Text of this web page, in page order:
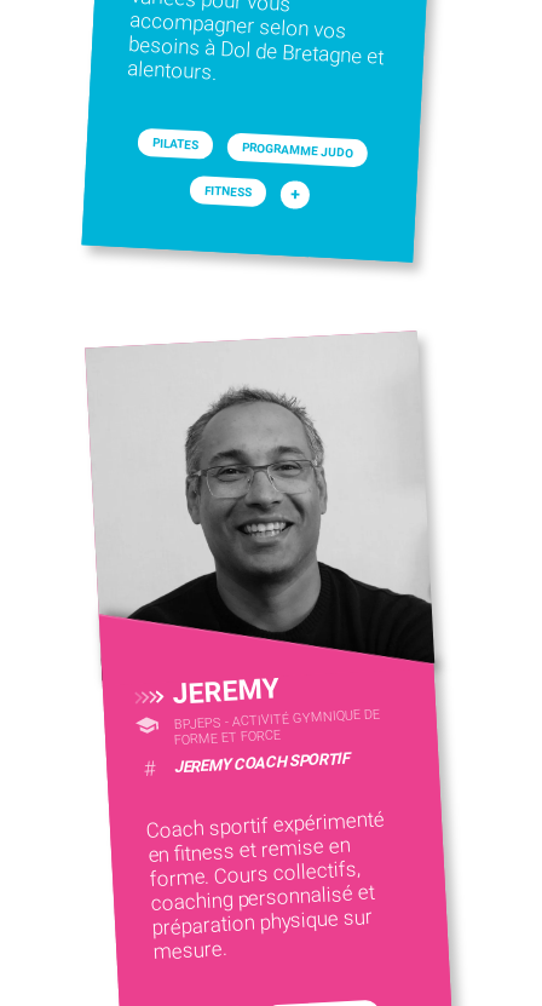
alentours.
PILATES PROGRAMME JUDO
FITNESS +
JEREMY
BPJEPS - ACTIVITÉ GYMNIQUE DE
FORME ET FORCE
# JEREMY COACH SPORTIF
Coach sportif expérimenté
en fitness et remise en
forme. Cours collectifs,
coaching personnalisé et
préparation physique sur
mesure.